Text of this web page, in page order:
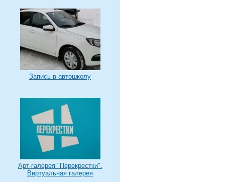
Запись в автошколу
Арт-галерея "Перекрестки".
Виртуальная галерея